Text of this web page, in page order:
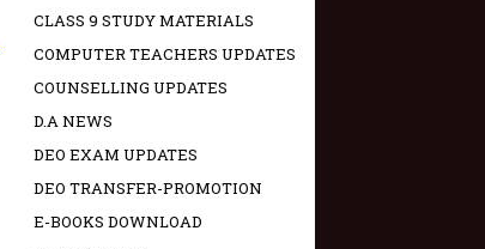
CLASS 9 STUDY MATERIALS
COMPUTER TEACHERS UPDATES
COUNSELLING UPDATES
D.A NEWS
DEO EXAM UPDATES
DEO TRANSFER-PROMOTION
E-BOOKS DOWNLOAD